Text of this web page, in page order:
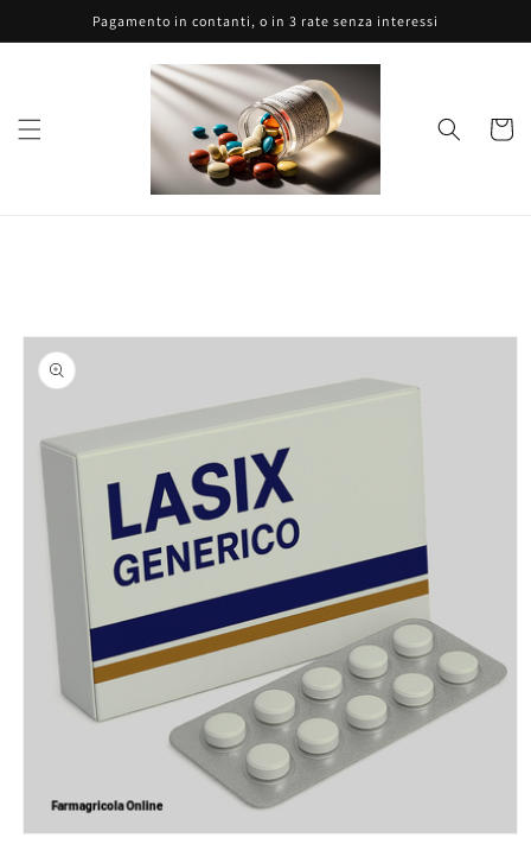
direttamente
ai contenuti
Pagamento in contanti, o in 3 rate senza interessi
Carrello
Passa alle
informazioni
sul prodotto